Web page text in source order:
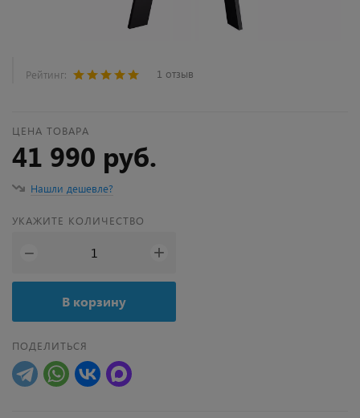
Рейтинг: 1 отзыв
ЦЕНА ТОВАРА
41 990 руб.
Нашли дешевле?
УКАЖИТЕ КОЛИЧЕСТВО
− +
В корзину
ПОДЕЛИТЬСЯ